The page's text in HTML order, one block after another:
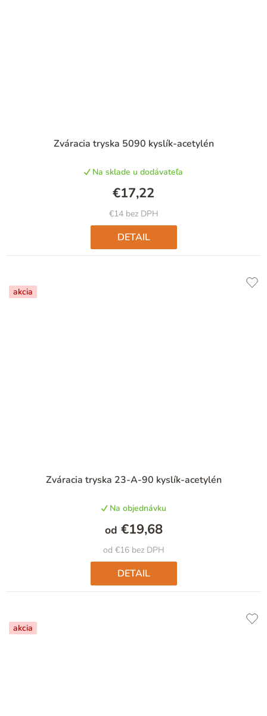
Zváracia tryska 5090 kyslík-acetylén
Na sklade u dodávateľa
€14 bez DPH
€17,22
DETAIL
akcia
Zváracia tryska 23-A-90 kyslík-acetylén
Na objednávku
od €16 bez DPH
od €19,68
DETAIL
akcia